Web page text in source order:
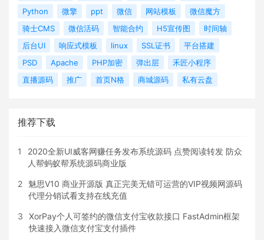
Python
微擎 ppt 微信 网站模板
微信魔方
骑士CMS
微信活码 智能合约 H5宣传图
时间轴
后台UI
响应式模板 linux SSL证书
平台搭建
PSD
Apache PHP加密 弹出层
禾匠小程序
直播源码
推广 首页N格 商城源码 私有云盘
推荐下载
1
2020全新UI威客网赚任务发布系统源码 点赞阅读转发 防众
人帮蚂蚁帮系统源码商业版
2
魅思V10 商业开源版 真正完美无错可运营的VIP视频网源码
代理分销试看支持在线充值
3
XorPay个人可签约的微信支付宝收款接口 FastAdmin框架
快速接入微信支付宝支付插件